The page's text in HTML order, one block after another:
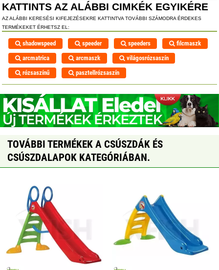
KATTINTS AZ ALÁBBI CIMKÉK EGYIKÉRE
AZ ALÁBBI KERESÉSI KIFEJEZÉSEKRE KATTINTVA TOVÁBBI SZÁMODRA ÉRDEKES
TERMÉKEKET ÉRHETSZ EL:
shadowspeed speeder speeders
filcmaszk
arcmatrica
arcmaszk
világosrózsaszín
rózsaszínű
pasztellrózsaszín
TOVÁBBI TERMÉKEK A CSÚSZDÁK ÉS
CSÚSZDALAPOK KATEGÓRIÁBAN.